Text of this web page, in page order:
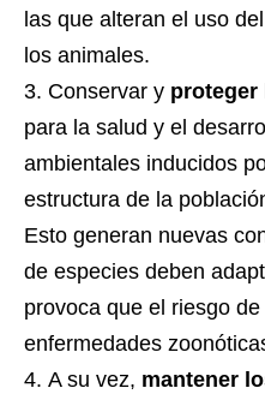
las que alteran el uso
los animales.
Conservar y proteger
para la salud y el
ambientales inducidos
estructura de la
Esto generan nuevas
de especies deben
provoca que el riesgo
enfermedades
A su vez, mantener